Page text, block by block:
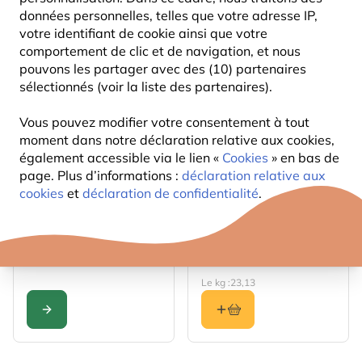
données personnelles, telles que votre adresse IP,
votre identifiant de cookie ainsi que votre
comportement de clic et de navigation, et nous
pouvons les partager avec des (10) partenaires
sélectionnés (voir la liste des partenaires).
Vous pouvez modifier votre consentement à tout
moment dans notre déclaration relative aux cookies,
également accessible via le lien « Cookies » en bas de
page. Plus d’informations : déclaration relative aux
cookies et déclaration de confidentialité.
10% DE RÉDUCTION
The price depends on the options chosen on the
3
CONFIGURER
10% DE RÉDUCTION
Mélange d’insectes
riche en protéines
16
Le kg :23,13